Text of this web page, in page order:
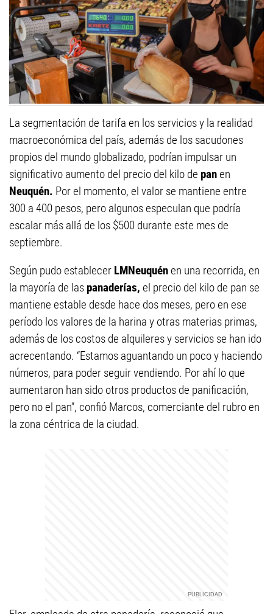
La segmentación de tarifa en los servicios y la realidad
macroeconómica del país, además de los sacudones
propios del mundo globalizado, podrían impulsar un
significativo aumento del precio del kilo de panen
Neuquén. Por el momento, el valor se mantiene entre
300 a 400 pesos, pero algunos especulan que podría
escalar más allá de los $500 durante este mes de
septiembre.
Según pudo establecer LMNeuquénen una recorrida, en
la mayoría de las panaderías, el precio del kilo de pan se
mantiene estable desde hace dos meses, pero en ese
período los valores de la harina y otras materias primas,
además de los costos de alquileres y servicios se han ido
acrecentando. “Estamos aguantando un poco y haciendo
números, para poder seguir vendiendo. Por ahí lo que
aumentaron han sido otros productos de panificación,
pero no el pan”, confió Marcos, comerciante del rubro en
la zona céntrica de la ciudad.